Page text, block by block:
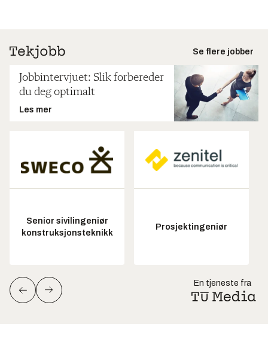
Se flere jobber
Jobbintervjuet: Slik forbereder
du deg optimalt
Les mer
Senior sivilingeniør
konstruksjonsteknikk
Prosjektingeniør
En tjeneste fra